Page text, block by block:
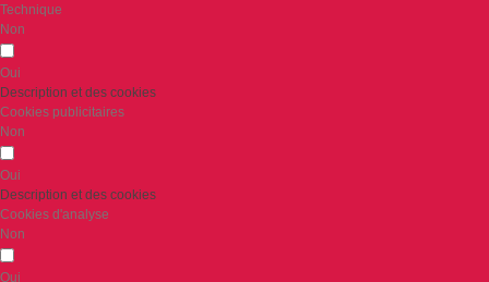
Technique
Non
Oui
Description et des cookies
Cookies publicitaires
Non
Oui
Description et des cookies
Cookies d'analyse
Non
Oui